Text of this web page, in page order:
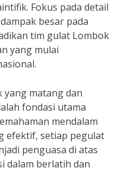
Fokus pada detail
besar pada
tim gulat Lombok
yang mulai
yang matang dan
fondasi utama
mendalam
efektif, setiap pegulat
penguasa di atas
dalam berlatih dan